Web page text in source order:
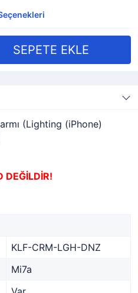
(Lighting (iPhone)
DEĞİLDİR!
KLF-CRM-LGH-DNZ
Mi7a